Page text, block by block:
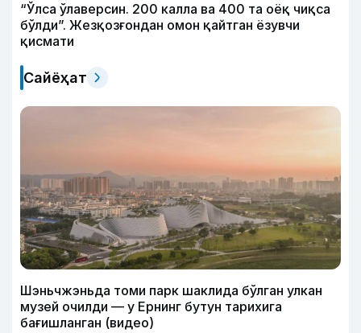
“Ўлса ўлаверсин. 200 калла ва 400 та оёқ чиқса
бўлди”. Жезқозғондан омон қайтган ёзувчи
қисмати
Сайёҳат
Шэньчжэньда томи парк шаклида бўлган улкан
музей очилди — у Ернинг бутун тарихига
бағишланган (видео)